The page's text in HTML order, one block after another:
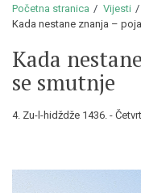
Početna stranica
Vijesti
Kada nestane znanja –
Kada
se smutnje
4. Zu-l-hidždže 1436. -